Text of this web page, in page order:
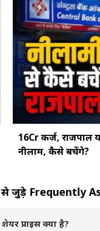
16Cr कर्ज, राजपाल
नीलाम, कैसे बचेंगे?
से जुड़े Frequently
प्राइस क्या है?